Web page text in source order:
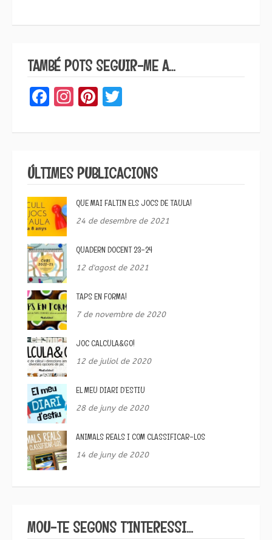
TAMBÉ POTS SEGUIR-ME A…
Facebook
Instagram
Pinterest
ÚLTIMES PUBLICACIONS
QUE MAI FALTIN ELS JOCS DE TAULA!
24 de desembre de 2021
QUADERN DOCENT 23-24
12 d'agost de 2021
TAPS EN FORMA!
7 de novembre de 2020
JOC CALCULA&GO!
12 de juliol de 2020
EL MEU DIARI D’ESTIU
28 de juny de 2020
ANIMALS REALS I COM CLASSIFICAR-LOS
14 de juny de 2020
MOU-TE SEGONS T’INTERESSI…